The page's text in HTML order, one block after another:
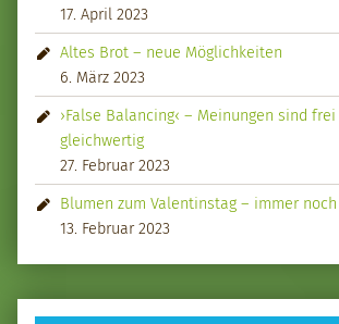
17. April 2023
Altes Brot – neue Möglichkeiten
6. März 2023
›False Balancing‹ – Meinungen sind
gleichwertig
27. Februar 2023
Blumen zum Valentinstag – immer
13. Februar 2023